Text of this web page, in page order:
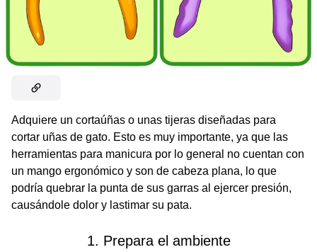
Adquiere un cortaúñas o unas tijeras diseñadas para
cortar uñas de gato. Esto es muy importante, ya que las
herramientas para manicura por lo general no cuentan con
un mango ergonómico y son de cabeza plana, lo que
podría quebrar la punta de sus garras al ejercer presión,
causándole dolor y lastimar su pata.
1. Prepara el ambiente